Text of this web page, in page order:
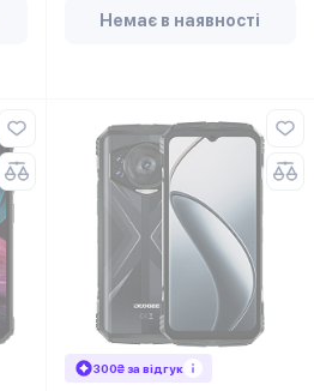
Немає в наявності
300₴ за відгук